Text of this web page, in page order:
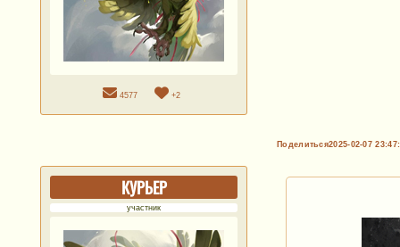
4577 +2
Поделиться2025-02-07
КУРЬЕР
участник